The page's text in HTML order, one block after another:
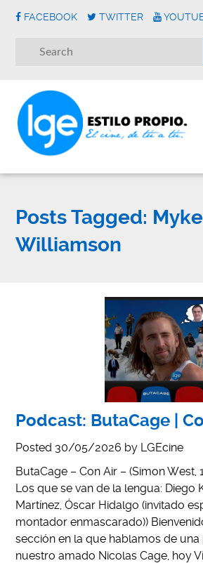
FACEBOOK TWITTER
Posts Tagged:
Williamson
Podcast: ButaCage |
Posted 30/05/2026 by LGEcine
ButaCage – Con Air – (Simon West,
Los que se van de la lengua: Diego
Martínez, Óscar Hidalgo (invitado
montador enmascarado))
sección en la que hablamos de
nuestro amado Nicolas Cage, hoy